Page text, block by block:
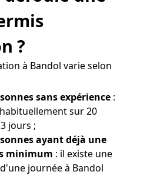
?
à Bandol varie selon
sans expérience :
sur 20
jours ;
ayant déjà une
minimum : il existe une
journée à Bandol